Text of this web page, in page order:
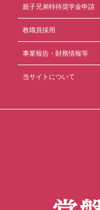
親子兄弟特待奨学金申請
教職員採用
事業報告・財務情報等
当サイトについて